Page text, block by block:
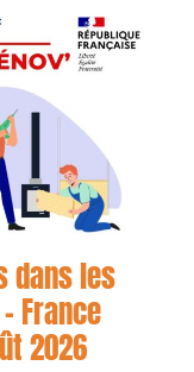
dans les
France
2026